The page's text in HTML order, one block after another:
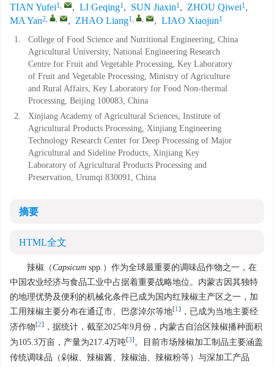
TIAN Yufei1, , LI Geqing1, SUN Jiaxin1, ZHOU Qiwei1,
MA Yan2, , , ZHAO Liang1, , , LIAO Xiaojun1
1.
College of Food Science and Nutritional Engineering, China
Agricultural University, National Engineering Research
Centre for Fruit and Vegetable Processing, Key Laboratory
of Fruit and Vegetable Processing, Ministry of Agriculture
and Rural Affairs, Key Laboratory for Food Non-thermal
Processing, Beijing 100083, China
2.
Xinjiang Academy of Agricultural Sciences, Institute of
Agricultural Products Processing, Xinjiang Engineering
Technology Research Center for Deep Processing of Major
Agricultural and Sideline Products, Xinjiang Key
Laboratory of Agricultural Products Processing and
Preservation, Urumqi 830091, China
摘要
HTML全文
辣椒（Capsicum spp. ）作为全球最重要的调味品作物之一，在
中国农业经济与食品工业中占据着重要战略地位。内蒙古因其独特
的地理优势及便利的机械化条件已成为国内红辣椒主产区之一，加
工用辣椒主要分布在通辽市、巴彦淖尔等地[1 ]
，已成为当地主要经
济作物[2]
，据统计，截至2025年9月份，内蒙古自治区辣椒播种面积
为105.3万亩，产量为217.4万吨[3] 。目前市场辣椒加工制品主要涵盖
传统调味品（剁椒、辣椒酱、辣椒油、辣椒粉等）与深加工产品